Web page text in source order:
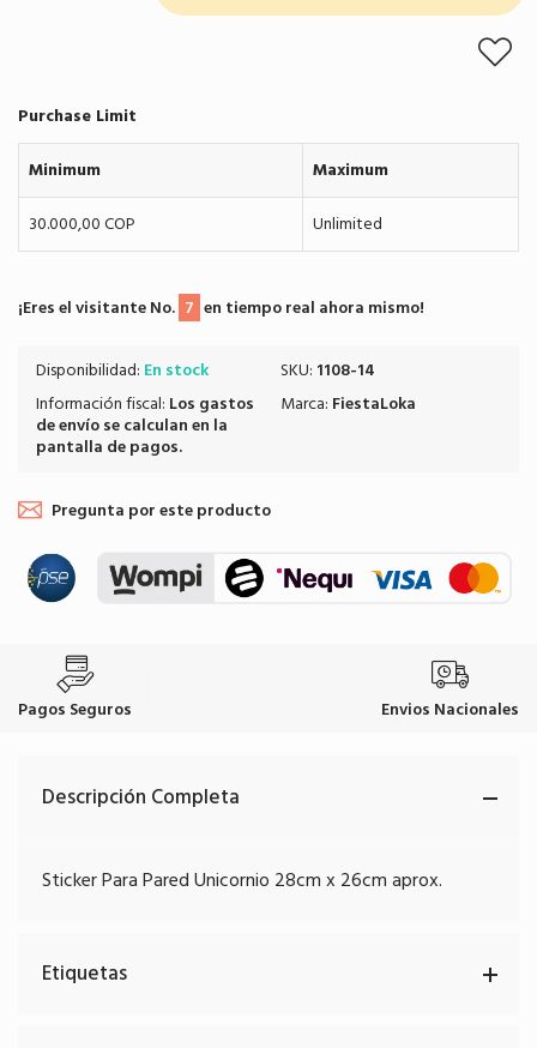
¡Eres el visitante No. 7 en tiempo real ahora mismo!
Disponibilidad: En stock
Información fiscal: Los gastos
de envíose calculan en la
pantalla de pagos.
SKU: 1108-14
Marca: FiestaLoka
Purchase Limit
Minimum
Maximum
30.000,00 COP
Unlimited
Pregunta por este producto
Pagos Seguros Envios Nacionales
Descripción Completa
Sticker Para Pared Unicornio 28cm x 26cm aprox.
Etiquetas